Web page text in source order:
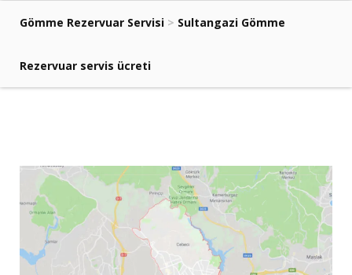
Gömme Rezervuar Servisi > Sultangazi Gömme
Rezervuar servis ücreti